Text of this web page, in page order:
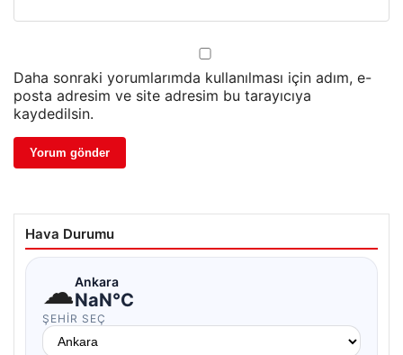
Daha sonraki yorumlarımda kullanılması için adım, e-
posta adresim ve site adresim bu tarayıcıya
kaydedilsin.
Hava Durumu
☁Ankara
NaN°C
ŞEHIR SEÇ